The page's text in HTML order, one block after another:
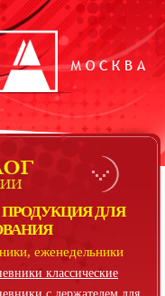
ДЛЯ
еженедельники
классические